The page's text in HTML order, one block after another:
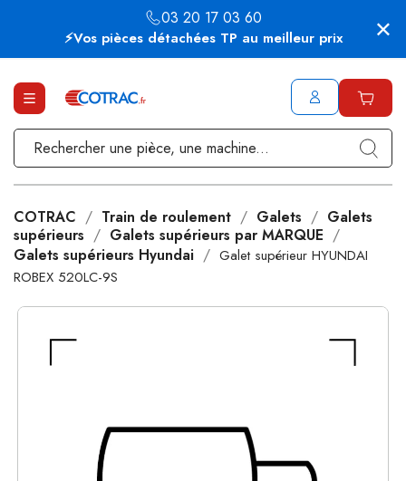
⚡Vos pièces détachées TP au meilleur prix
03 20 17 03 60
COTRAC Train de roulement Galets
Galets
supérieurs
Galets supérieurs par MARQUE
Galets supérieurs Hyundai
Galet supérieur HYUNDAI
ROBEX 520LC-9S